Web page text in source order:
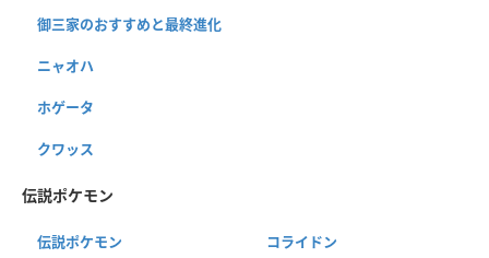
御三家のおすすめと最終進化
ニャオハ
ホゲータ
クワッス
伝説ポケモン
伝説ポケモン コライドン